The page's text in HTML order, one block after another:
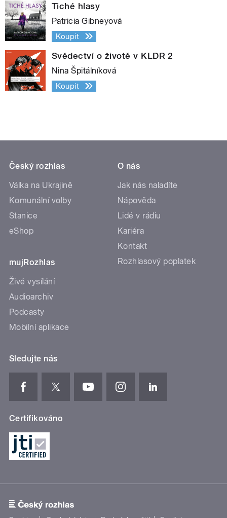
Tiché hlasy
Patricia Gibneyová
Koupit
Svědectví o životě v KLDR 2
Nina Špitálníková
Koupit
Český rozhlas
Válka na Ukrajině
Komunální volby
Stanice
eShop
mujRozhlas
Živé vysílání
Audioarchiv
Podcasty
Mobilní aplikace
O nás
Jak nás naladíte
Nápověda
Lidé v rádiu
Kariéra
Kontakt
Rozhlasový poplatek
Sledujte nás
Certifikováno